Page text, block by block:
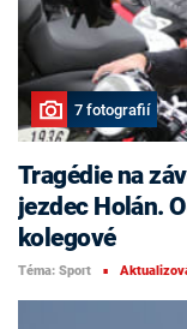
7 fotografií
Tragédie na
jezdec Holán.
kolegové
Téma: Sport ■